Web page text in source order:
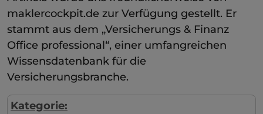
maklercockpit.de zur Verfügung gestellt. Er
stammt aus dem „Versicherungs & Finanz
Office professional“, einer umfangreichen
Wissensdatenbank für die
Versicherungsbranche.
Kategorie: